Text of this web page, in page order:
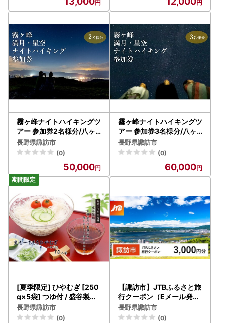
霧ヶ峰ナイトハイキングツ
アー 参加券2名様分/八ヶ
岳登山企画 観光 [88-01]
長野県諏訪市
(0)
50,000
霧ヶ峰ナイトハイキングツ
アー 参加券3名様分/八ヶ
岳登山企画 観光 [88-02]
長野県諏訪市
(0)
60,000
[夏季限定] ひやむぎ [250
g×5袋] つゆ付 / 盛谷製麺
7月～9月上旬配送[35-02
]
長野県諏訪市
(0)
【諏訪市】JTBふるさと旅
行クーポン（Eメール発行
）3,000円分
長野県諏訪市
(0)